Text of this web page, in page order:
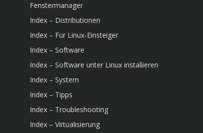
Fenstermanager
Index – Distributionen
Index – Für Linux-Einsteiger
Index – Software
Index – Software unter Linux installieren
Index – System
Index – Tipps
Index – Troubleshooting
Index – Virtualisierung